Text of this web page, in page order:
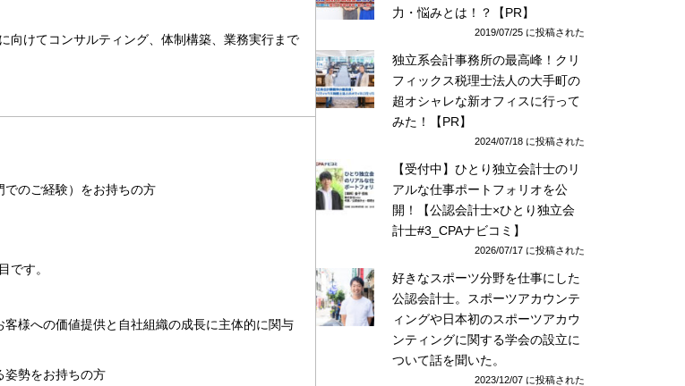
向けてコンサルティング、体制構築、業務実行まで
のご経験）をお持ちの方
です。
様への価値提供と自社組織の成長に主体的に関与
姿勢をお持ちの方
力・悩みとは！？【PR】
2019/07/25 に投稿された
独立系会計事務所の最高峰！クリ
フィックス税理士法人の大手町の
超オシャレな新オフィスに行って
みた！【PR】
2024/07/18 に投稿された
【受付中】ひとり独立会計士のリ
アルな仕事ポートフォリオを公
開！【公認会計士×ひとり独立会
計士#3_CPAナビコミ】
2026/07/17 に投稿された
好きなスポーツ分野を仕事にした
公認会計士。スポーツアカウンテ
ィングや日本初のスポーツアカウ
ンティングに関する学会の設立に
ついて話を聞いた。
2023/12/07 に投稿された